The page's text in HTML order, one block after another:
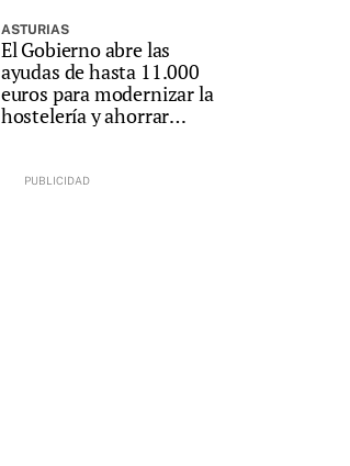
ASTURIAS
El Gobierno abre las
ayudas de hasta 11.000
euros para modernizar la
hostelería y ahorrar